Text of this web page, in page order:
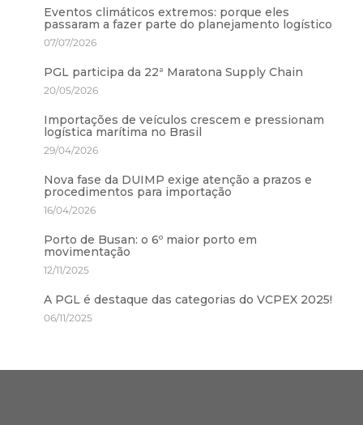
Eventos climáticos extremos: porque eles
passaram a fazer parte do planejamento logístico
07/07/2026
PGL participa da 22ª Maratona Supply Chain
20/05/2026
Importações de veículos crescem e pressionam
logística marítima no Brasil
29/04/2026
Nova fase da DUIMP exige atenção a prazos e
procedimentos para importação
16/04/2026
Porto de Busan: o 6º maior porto em
movimentação
12/11/2025
A PGL é destaque das categorias do VCPEX 2025!
06/11/2025